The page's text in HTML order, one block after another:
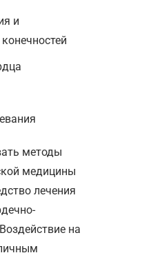
и
методы
медицины
лечения
на